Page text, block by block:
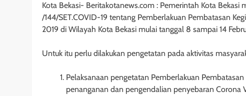
Kota Bekasi- Beritakotanews.com : Pemerintah Kota Bekasi
/144/SET.COVID-19 tentang Pemberlakuan Pembatasan
2019 di Wilayah Kota Bekasi mulai tanggal 8 sampai 14
Untuk itu perlu dilakukan pengetatan pada aktivitas
Pelaksanaan pengetatan Pemberlakuan
penanganan dan pengendalian penyebaran Corona